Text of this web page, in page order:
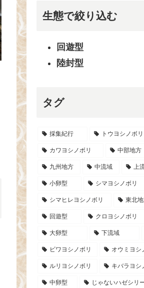
生態で絞り込む
回遊型
陸封型
タグ
採集紀行 トウヨシノボリ
カワヨシノボリ 中部地方
九州地方 中流域 上
小卵型 シマヨシノボリ
シマヒレヨシノボリ 東北
回遊型 クロヨシノボリ
大卵型 下流域
ビワヨシノボリ オウミヨシ
ルリヨシノボリ キバラヨシ
中卵型 じゃないハゼシリ